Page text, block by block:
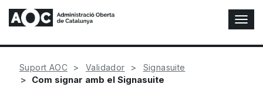
A
l
t
Suport AOC Validador Signasuite
Com signar amb el Signasuite